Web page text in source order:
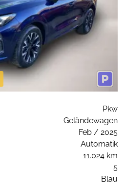
Pkw
Geländewagen
Feb / 2025
Automatik
11.024 km
5
Blau